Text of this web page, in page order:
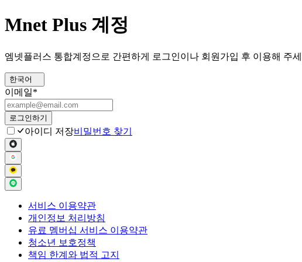
Mnet Plus 계정
엠넷플러스 통합계정으로 간편하게 로그인이나 회원가입 후 이용해 주
한국어
이메일*
로그인하기
아이디 저장비밀번호 찾기
서비스 이용약관
개인정보 처리방침
유료 멤버십 서비스 이용약관
청소년 보호정책
책임 한계와 법적 고지